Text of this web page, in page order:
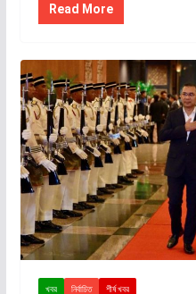
Read More
খবর নির্বাচিত শীর্ষ খবর